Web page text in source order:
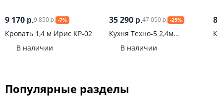
9 170 р.9 850р. -7%
Кровать 1,4 м Ирис КР-02
В наличии
35 290 р.47 050р. -25%
Кухня Техно-5 2,4м
В наличии
8
Популярные разделы